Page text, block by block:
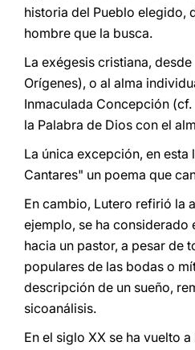
historia del Pueblo elegido,
hombre que la busca.
La exégesis cristiana,
Orígenes), o al alma
Inmaculada Concepción
la Palabra de Dios con el
La única excepción, en
Cantares" un poema que
En cambio, Lutero refirió la
ejemplo, se ha considerado
hacia un pastor, a pesar de
populares de las bodas o
descripción de un sueño,
sicoanálisis.
En el siglo XX se ha vuelto